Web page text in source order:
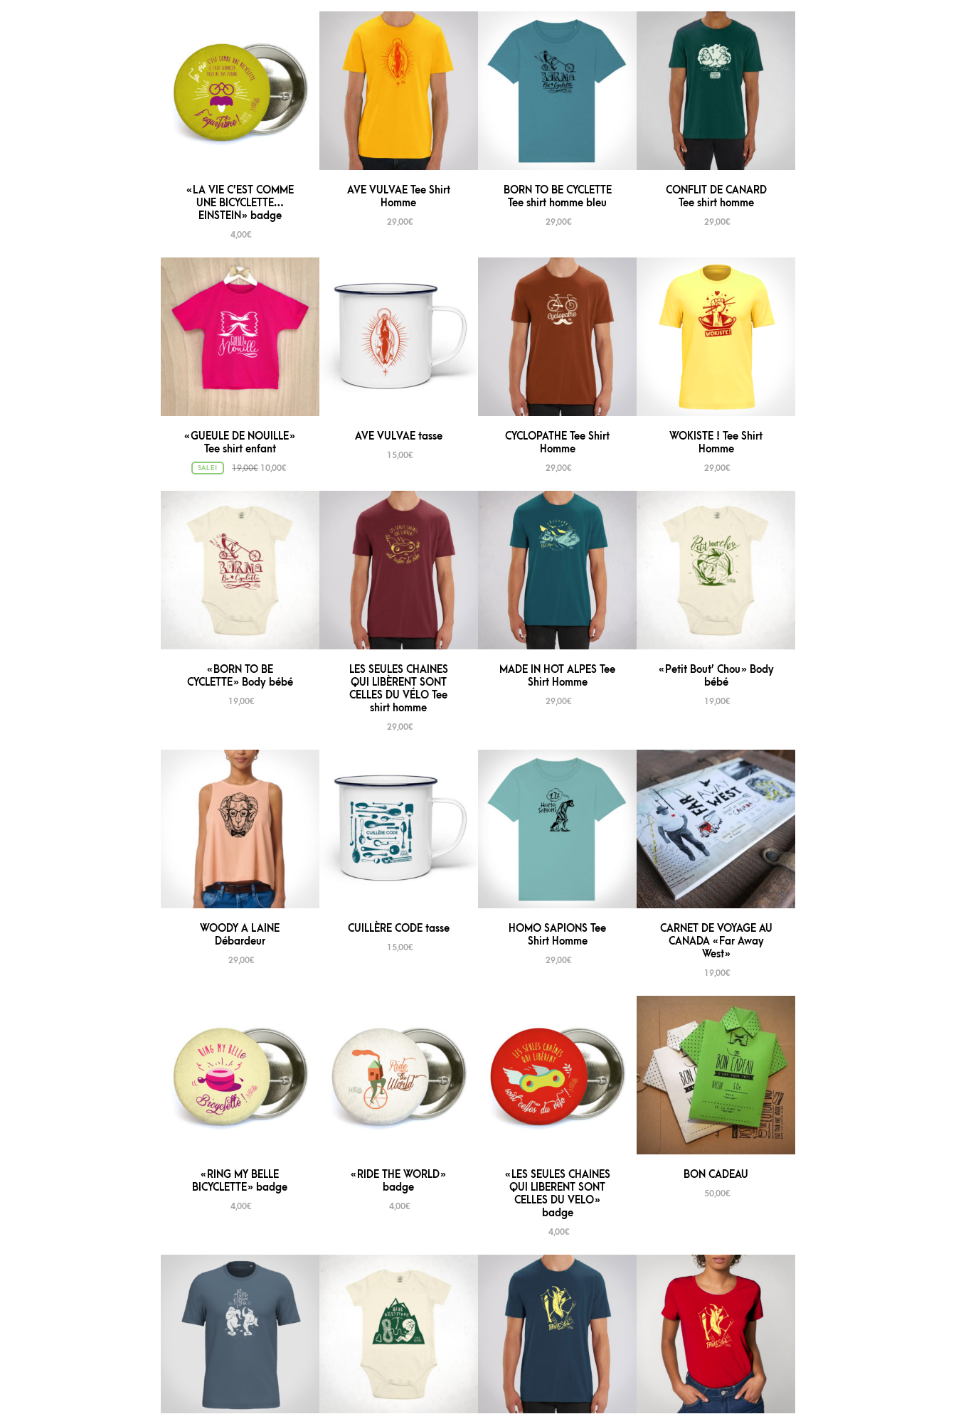
« LA VIE C’EST COMME
UNE BICYCLETTE…
EINSTEIN » badge
4,00€
AVE VULVAE Tee Shirt
Homme
29,00€
BORN TO BE CYCLETTE
Tee shirt homme bleu
29,00€
CONFLIT DE CANARD
Tee shirt homme
29,00€
« GUEULE DE NOUILLE »
Tee shirt enfant
SALE! 19,00€ 10,00€
AVE VULVAE tasse
15,00€
CYCLOPATHE Tee Shirt
Homme
29,00€
WOKISTE ! Tee Shirt
Homme
29,00€
« BORN TO BE
CYCLETTE » Body bébé
19,00€
LES SEULES CHAINES
QUI LIBÈRENT SONT
CELLES DU VÉLO Tee
shirt homme
29,00€
MADE IN HOT ALPES Tee
Shirt Homme
29,00€
« Petit Bout’ Chou » Body
bébé
19,00€
WOODY A LAINE
Débardeur
29,00€
CUILLÈRE CODE tasse
15,00€
HOMO SAPIONS Tee
Shirt Homme
29,00€
CARNET DE VOYAGE AU
CANADA « Far Away
West »
19,00€
« RING MY BELLE
BICYCLETTE » badge
4,00€
« RIDE THE WORLD »
badge
4,00€
« LES SEULES CHAINES
QUI LIBERENT SONT
CELLES DU VELO »
badge
4,00€
BON CADEAU
50,00€